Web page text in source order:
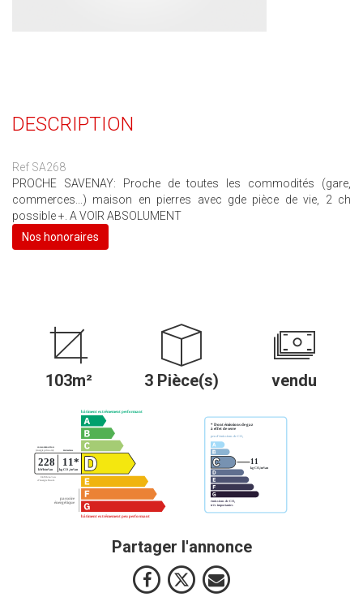
DESCRIPTION
Ref SA268
PROCHE SAVENAY: Proche de toutes les commodités (gare,
commerces...) maison en pierres avec gde pièce de vie, 2 ch
possible +. A VOIR ABSOLUMENT
Nos honoraires
103m² 3 Pièce(s) vendu
Partager l'annonce